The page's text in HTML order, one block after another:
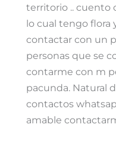
territorio .. cuento
lo cual tengo flora
contactar con un
personas que se
contarme con m
pacunda. Natural
contactos
amable